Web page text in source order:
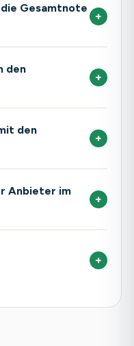
Gesamtnote
+
den
+
den
+
Anbieter im
+
+